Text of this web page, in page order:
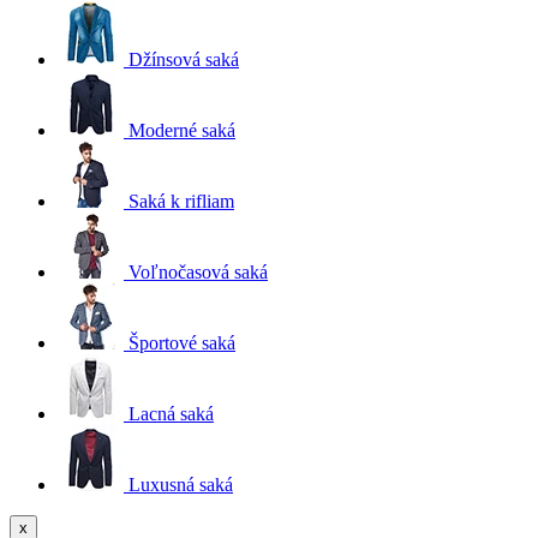
Džínsová saká
Moderné saká
Saká k rifliam
Voľnočasová saká
Športové saká
Lacná saká
Luxusná saká
x